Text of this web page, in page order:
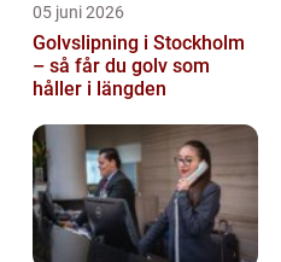
05 juni 2026
Golvslipning i Stockholm
– så får du golv som
håller i längden